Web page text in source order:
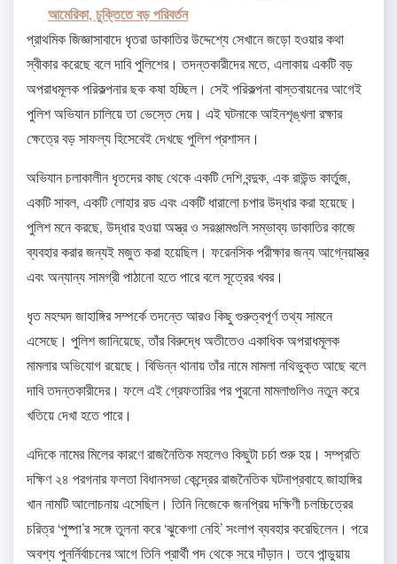
আমেরিকা, চুক্তিতে বড় পরিবর্তন
প্রাথমিক জিজ্ঞাসাবাদে ধৃতরা ডাকাতির উদ্দেশ্যে সেখানে জড়ো হওয়ার কথা
স্বীকার করেছে বলে দাবি পুলিশের। তদন্তকারীদের মতে, এলাকায় একটি বড়
অপরাধমূলক পরিকল্পনার ছক কষা হচ্ছিল। সেই পরিকল্পনা বাস্তবায়নের আগেই
পুলিশ অভিযান চালিয়ে তা ভেস্তে দেয়। এই ঘটনাকে আইনশৃঙ্খলা রক্ষার
ক্ষেত্রে বড় সাফল্য হিসেবেই দেখছে পুলিশ প্রশাসন।
অভিযান চলাকালীন ধৃতদের কাছ থেকে একটি দেশি বন্দুক, এক রাউন্ড কার্তুজ,
একটি সাবল, একটি লোহার রড এবং একটি ধারালো চপার উদ্ধার করা হয়েছে।
পুলিশ মনে করছে, উদ্ধার হওয়া অস্ত্র ও সরঞ্জামগুলি সম্ভাব্য ডাকাতির কাজে
ব্যবহার করার জন্যই মজুত করা হয়েছিল। ফরেনসিক পরীক্ষার জন্য আগ্নেয়াস্ত্র
এবং অন্যান্য সামগ্রী পাঠানো হতে পারে বলে সূত্রের খবর।
ধৃত মহম্মদ জাহাঙ্গির সম্পর্কে তদন্তে আরও কিছু গুরুত্বপূর্ণ তথ্য সামনে
এসেছে। পুলিশ জানিয়েছে, তাঁর বিরুদ্ধে অতীতেও একাধিক অপরাধমূলক
মামলার অভিযোগ রয়েছে। বিভিন্ন থানায় তাঁর নামে মামলা নথিভুক্ত আছে বলে
দাবি তদন্তকারীদের। ফলে এই গ্রেফতারির পর পুরনো মামলাগুলিও নতুন করে
খতিয়ে দেখা হতে পারে।
এদিকে নামের মিলের কারণে রাজনৈতিক মহলেও কিছুটা চর্চা শুরু হয়। সম্প্রতি
দক্ষিণ ২৪ পরগনার ফলতা বিধানসভা কেন্দ্রের রাজনৈতিক ঘটনাপ্রবাহে জাহাঙ্গির
খান নামটি আলোচনায় এসেছিল। তিনি নিজেকে জনপ্রিয় দক্ষিণী চলচ্চিত্রের
চরিত্র ‘পুষ্পা’র সঙ্গে তুলনা করে ‘ঝুকেগা নেহি’ সংলাপ ব্যবহার করেছিলেন। পরে
অবশ্য পুনর্নির্বাচনের আগে তিনি প্রার্থী পদ থেকে সরে দাঁড়ান। তবে পান্ডুয়ায়